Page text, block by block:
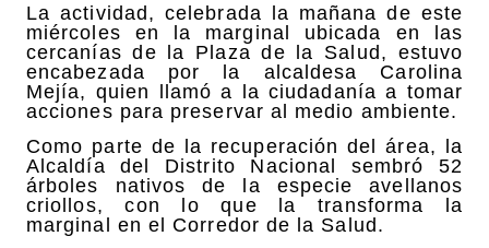
La actividad, celebrada la mañana de este
miércoles en la marginal ubicada en las
cercanías de la Plaza de la Salud, estuvo
encabezada por la alcaldesa Carolina
Mejía, quien llamó a la ciudadanía a tomar
acciones para preservar al medio ambiente.
Como parte de la recuperación del área, la
Alcaldía del Distrito Nacional sembró 52
árboles nativos de la especie avellanos
criollos, con lo que la transforma la
marginal en el Corredor de la Salud.